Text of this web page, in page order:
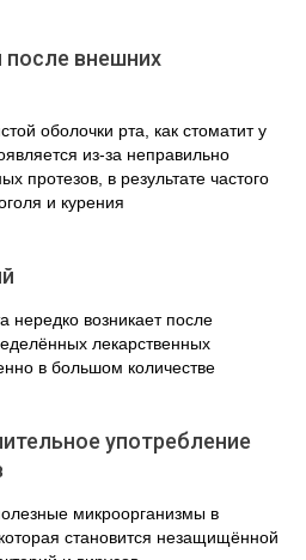
внешних
оболочки рта, как стоматит у
из-за неправильно
протезов, в результате частого
и курения
нередко возникает после
лекарственных
в большом количестве
употребление
микроорганизмы в
становится незащищённой